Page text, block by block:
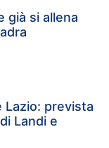
già si allena
Lazio: prevista
Landi e